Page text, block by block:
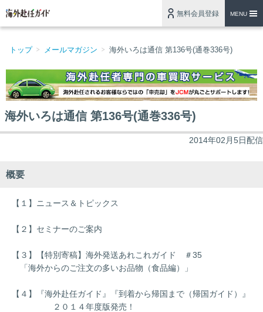
無料会員登録 MENU
トップ メールマガジン 海外いろは通信 第136号(通巻336号)
海外いろは通信 第136号(通巻336号)
2014年02月5日配信
概要
【１】ニュース＆トピックス
【２】セミナーのご案内
【３】【特別寄稿】海外発送あれこれガイド ＃35
「海外からのご注文の多いお品物（食品編）」
【４】『海外赴任ガイド』『到着から帰国まで（帰国ガイド）』
２０１４年度版発売！